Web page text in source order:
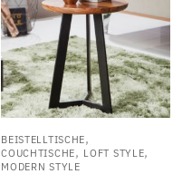
BEISTELLTISCHE,
COUCHTISCHE, LOFT STYLE,
MODERN STYLE